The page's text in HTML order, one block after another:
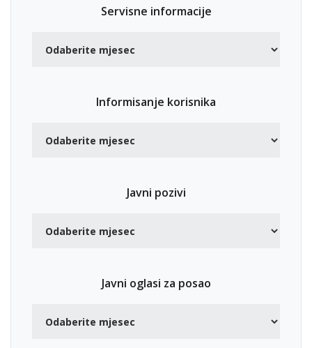
Servisne informacije
Informisanje korisnika
Javni pozivi
Javni oglasi za posao